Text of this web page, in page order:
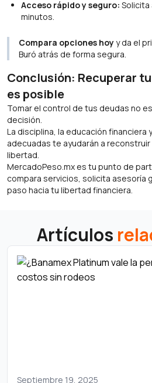
Acceso rápido y seguro:
minutos.
Compara opciones hoyy da el
Buró atrás de forma segura.
Conclusión: Recuperar
es posible
Tomar el control de tus deudas no
decisión.
La disciplina, la educación financiera
adecuadas te ayudarán a
libertad.
MercadoPeso.mx es tu punto de
compara servicios, solicita asesoría
paso hacia tu libertad financiera.
Artículos
Septiembre 19, 2025